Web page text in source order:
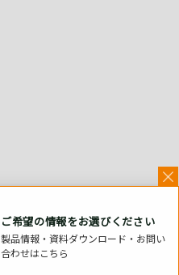
ご希望の情報をお選びください
製品情報・資料ダウンロード・お問い
合わせはこちら